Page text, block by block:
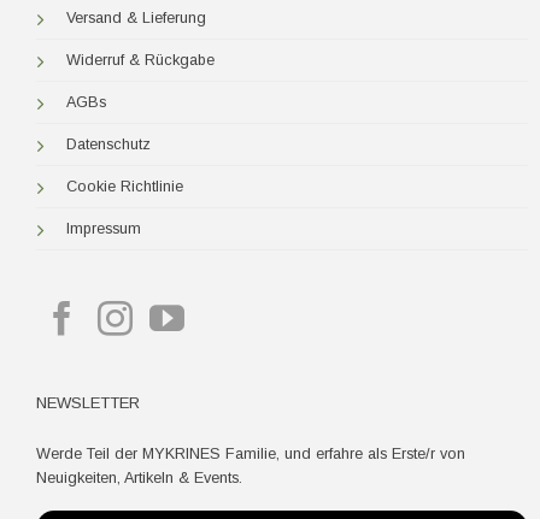
Versand & Lieferung
Widerruf & Rückgabe
AGBs
Datenschutz
Cookie Richtlinie
Impressum
NEWSLETTER
Werde Teil der MYKRINES Familie, und erfahre als Erste/r von
Neuigkeiten, Artikeln & Events.